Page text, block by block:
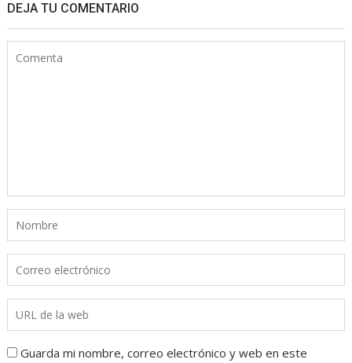
DEJA TU COMENTARIO
Guarda mi nombre, correo electrónico y web en este